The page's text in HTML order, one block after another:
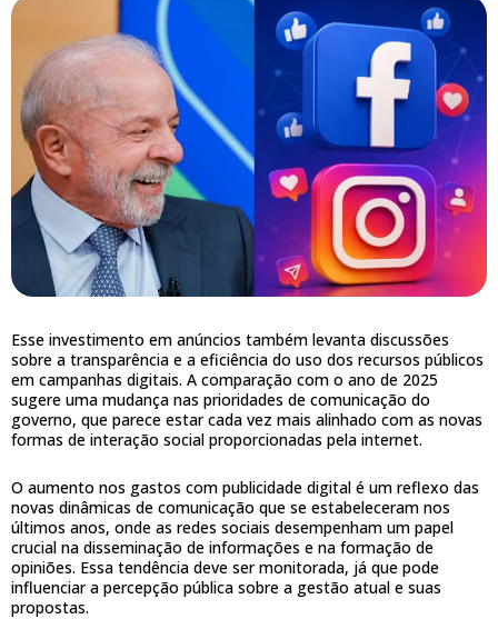
Esse investimento em anúncios também levanta discussões
sobre a transparência e a eficiência do uso dos recursos públicos
em campanhas digitais. A comparação com o ano de 2025
sugere uma mudança nas prioridades de comunicação do
governo, que parece estar cada vez mais alinhado com as novas
formas de interação social proporcionadas pela internet.
O aumento nos gastos com publicidade digital é um reflexo das
novas dinâmicas de comunicação que se estabeleceram nos
últimos anos, onde as redes sociais desempenham um papel
crucial na disseminação de informações e na formação de
opiniões. Essa tendência deve ser monitorada, já que pode
influenciar a percepção pública sobre a gestão atual e suas
propostas.